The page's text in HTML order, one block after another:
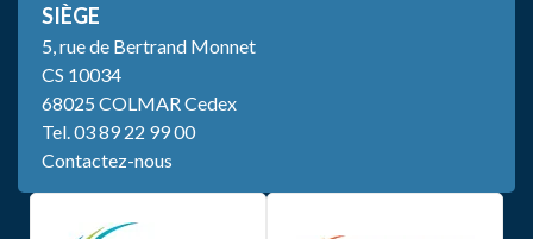
SIÈGE
5, rue de Bertrand Monnet
CS 10034
68025 COLMAR Cedex
Tel.03 89 22 99 00
Contactez-nous